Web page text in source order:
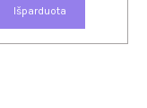
Išparduota